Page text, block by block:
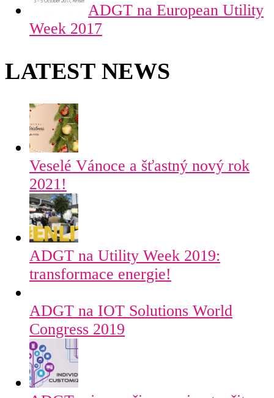
ADGT na European Utility
Week 2017
LATEST NEWS
Veselé Vánoce a šťastný nový rok
2021!
ADGT na Utility Week 2019:
transformace energie!
ADGT na IOT Solutions World
Congress 2019